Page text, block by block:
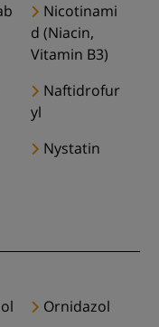
Nicotinami
d (Niacin,
Vitamin B3)
Naftidrofur
yl
Nystatin
Ornidazol